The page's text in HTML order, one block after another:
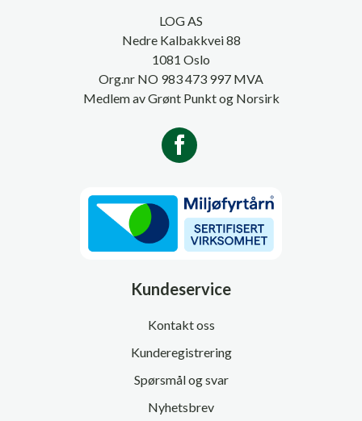
LOG AS
Nedre Kalbakkvei 88
1081 Oslo
Org.nr NO 983 473 997 MVA
Medlem av Grønt Punkt og Norsirk
Kundeservice
Kontakt oss
Kunderegistrering
Spørsmål og svar
Nyhetsbrev